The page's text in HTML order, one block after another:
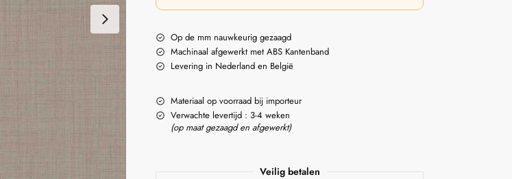
Op de mm nauwkeurig gezaagd
Machinaal afgewerkt met ABS Kantenband
Levering in Nederland en België
Materiaal op voorraad bij importeur
Verwachte levertijd : 3-4 weken
(op maat gezaagd en afgewerkt)
Veilig betalen